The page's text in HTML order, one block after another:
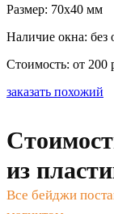
Размер: 70x40 мм
Наличие окна: без
Стоимость: от 200
заказать похожий
из
Все бейджи